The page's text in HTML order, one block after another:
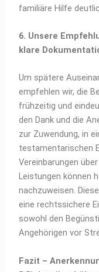
familiäre Hilfe
6. Unsere
klare
Um spätere
empfehlen wir, die
frühzeitig und
den Dank und die
zur Zuwendung, in
testamentarischen
Vereinbarungen
Leistungen können
nachzuweisen.
eine rechtssichere
sowohl den
Angehörigen vor
Fazit –